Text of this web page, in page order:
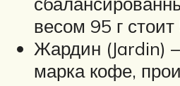
весом 95 г
Жардин (Jardin)
марка кофе,